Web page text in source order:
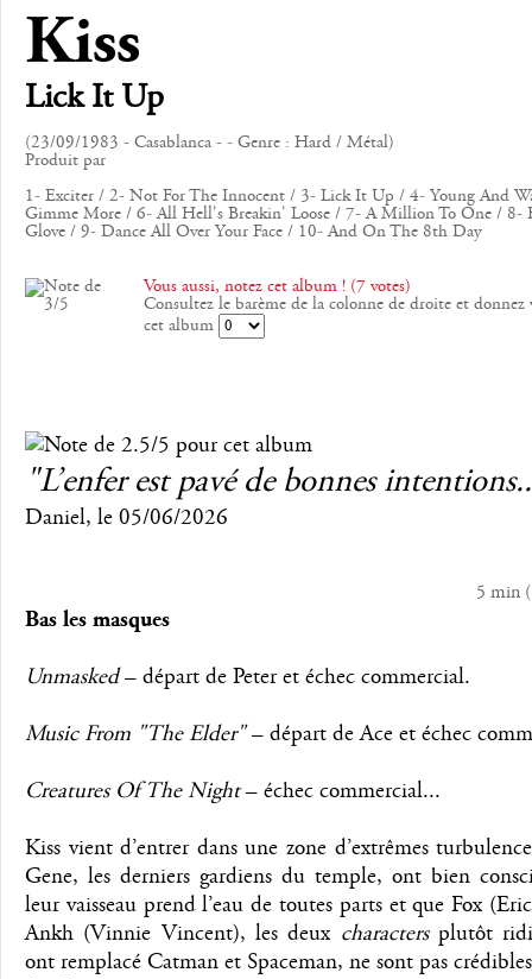
Kiss
Lick It Up
(23/09/1983 - Casablanca - - Genre : Hard / Métal)
Produit par
1- Exciter / 2- Not For The Innocent / 3- Lick It Up / 4- Young And
Gimme More / 6- All Hell's Breakin' Loose / 7- A Million To One / 8-
Glove / 9- Dance All Over Your Face / 10- And On The 8th Day
Vous aussi, notez cet album ! (7 votes)
Consultez le barème de la colonne de droite et donnez
cet album
"L’enfer est pavé de bonnes
Daniel, le 05/06/2026
5 min(
Bas les masques
Unmasked– départ de Peter et échec commercial.
Music From "The Elder"– départ de Ace et échec
Creatures Of The Night– échec commercial...
Kiss vient d’entrer dans une zone d’extrêmes
Gene, les derniers gardiens du temple, ont bien
leur vaisseau prend l’eau de toutes parts et que Fox
Ankh (Vinnie Vincent), les deux charactersplutôt
ont remplacé Catman et Spaceman, ne sont pas